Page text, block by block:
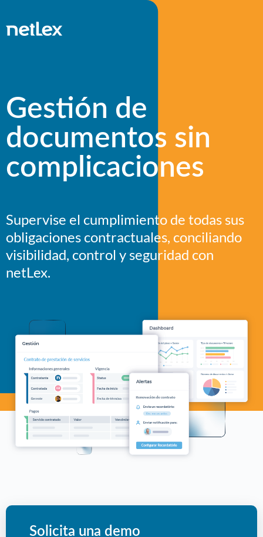
Gestión de
documentos sin
complicaciones
Supervise el cumplimiento de todas sus
obligaciones contractuales, conciliando
visibilidad, control y seguridad con
netLex.
Solicita una demo